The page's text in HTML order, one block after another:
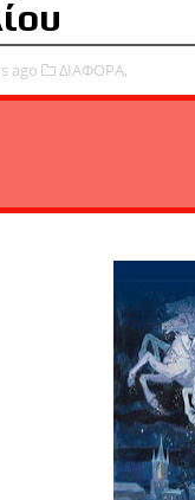
ago ΔΙΑΦΟΡΑ,